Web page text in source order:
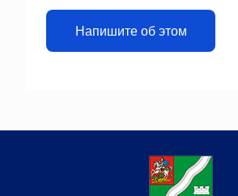
Напишите об этом